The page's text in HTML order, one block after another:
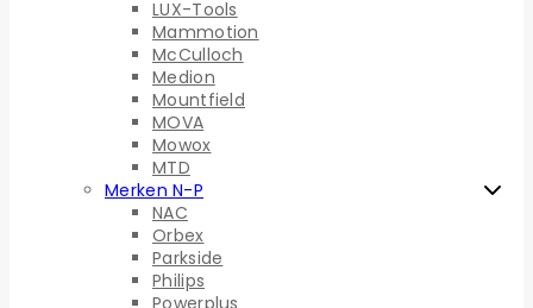
LUX-Tools
Mammotion
McCulloch
Medion
Mountfield
MOVA
Mowox
MTD
Merken N-P
NAC
Orbex
Parkside
Philips
Powerplus